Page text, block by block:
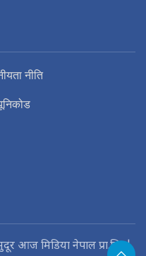
नीति
आज मिडिया नेपाल प्रा.लि. |